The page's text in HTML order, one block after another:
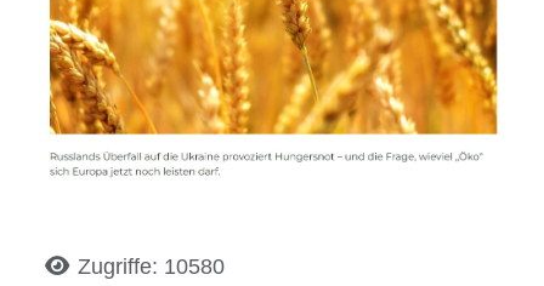
DetailsZugriffe: 10580